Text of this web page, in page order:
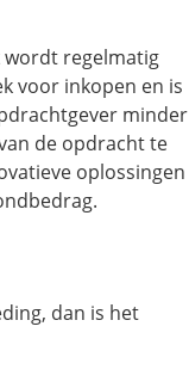
regelmatig
voor inkopen en is
minder
de opdracht te
oplossingen
dan is het